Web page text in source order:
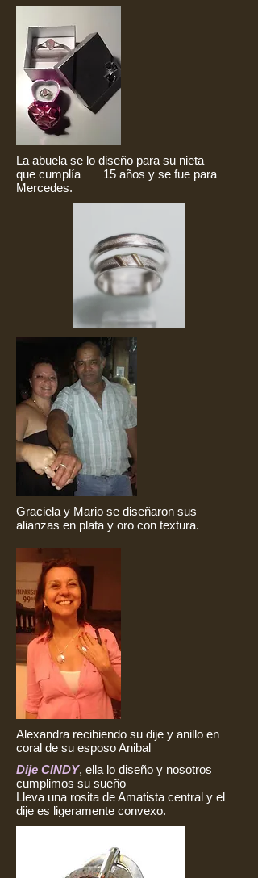
La abuela se lo diseño para su nieta
que cumplía 15 años y se fue para
Mercedes.
Graciela y Mario se diseñaron sus
alianzas en plata y oro con textura.
Alexandra recibiendo su dije y anillo en
coral de su esposo Anibal
Dije CINDY, ella lo diseño y nosotros
cumplimos su sueño
Lleva una rosita de Amatista central y el
dije es ligeramente convexo.